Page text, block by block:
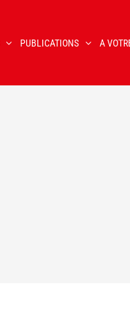
PUBLICATIONS A